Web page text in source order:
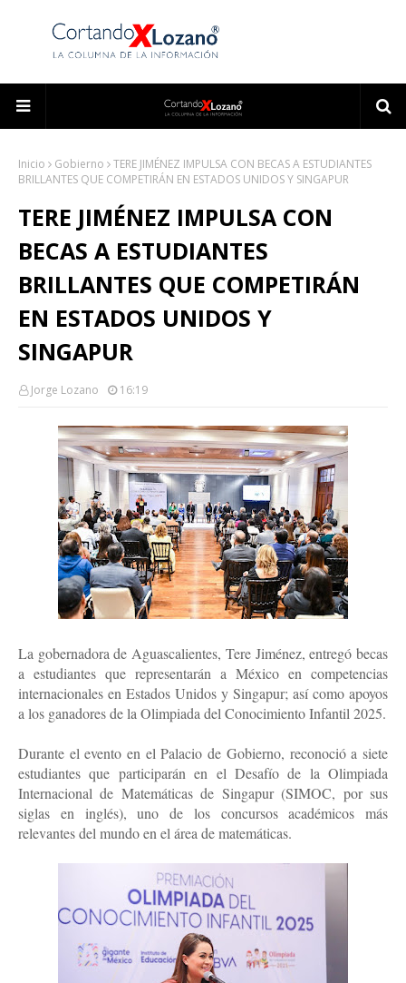
Inicio Gobierno
TERE JIMÉNEZ IMPULSA CON BECAS A ESTUDIANTES
BRILLANTES QUE COMPETIRÁN EN ESTADOS UNIDOS Y SINGAPUR
TERE JIMÉNEZ IMPULSA CON
BECAS A ESTUDIANTES
BRILLANTES QUE COMPETIRÁN
EN ESTADOS UNIDOS Y
SINGAPUR
Jorge Lozano 16:19
La gobernadora de Aguascalientes, Tere Jiménez, entregó becas
a estudiantes que representarán a México en competencias
internacionales en Estados Unidos y Singapur; así como apoyos
a los ganadores de la Olimpiada del Conocimiento Infantil 2025.
Durante el evento en el Palacio de Gobierno, reconoció a siete
estudiantes que participarán en el Desafío de la Olimpiada
Internacional de Matemáticas de Singapur (SIMOC, por sus
siglas en inglés), uno de los concursos académicos más
relevantes del mundo en el área de matemáticas.